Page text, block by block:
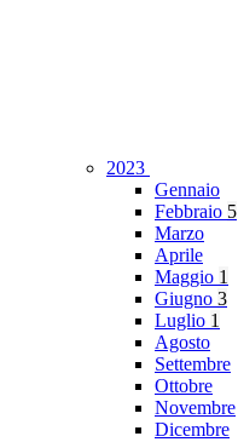
2023
Gennaio
Febbraio 5
Marzo
Aprile
Maggio 1
Giugno 3
Luglio 1
Agosto
Settembre
Ottobre
Novembre
Dicembre